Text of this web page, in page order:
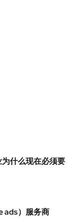
什么现在必须要
ads）服务商